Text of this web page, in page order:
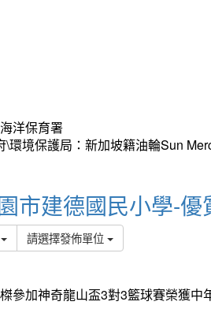
洋保育署
\環境保護局：新加坡籍油輪Sun
市建德國民小學-優
請選擇發佈單位
參加神奇龍山盃3對3籃球賽榮獲中